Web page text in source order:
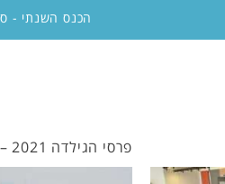
הכנס השנתי -
קורס פיתוח מנהלים
ניהולי' | המפגש